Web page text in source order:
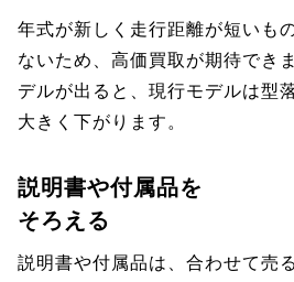
年式が新しく走行距離が短いも
ないため、高価買取が期待でき
デルが出ると、現行モデルは型
大きく下がります。
説明書や付属品を
そろえる
説明書や付属品は、合わせて売